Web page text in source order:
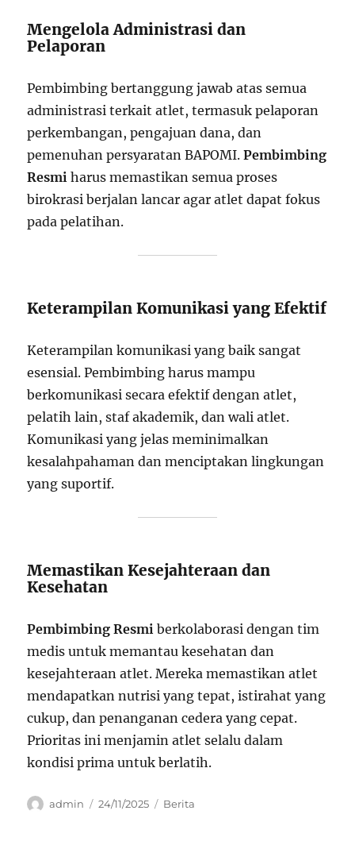
Mengelola Administrasi dan
Pelaporan
Pembimbing bertanggung jawab atas semua
administrasi terkait atlet, termasuk pelaporan
perkembangan, pengajuan dana, dan
pemenuhan persyaratan BAPOMI.Pembimbing
Resmi harus memastikan semua proses
birokrasi berjalan lancar agar atlet dapat fokus
pada pelatihan.
Keterampilan Komunikasi yang Efektif
Keterampilan komunikasi yang baik sangat
esensial. Pembimbing harus mampu
berkomunikasi secara efektif dengan atlet,
pelatih lain, staf akademik, dan wali atlet.
Komunikasi yang jelas meminimalkan
kesalahpahaman dan menciptakan lingkungan
yang suportif.
Memastikan Kesejahteraan dan
Kesehatan
Pembimbing Resmi berkolaborasi dengan tim
medis untuk memantau kesehatan dan
kesejahteraan atlet. Mereka memastikan atlet
mendapatkan nutrisi yang tepat, istirahat yang
cukup, dan penanganan cedera yang cepat.
Prioritas ini menjamin atlet selalu dalam
kondisi prima untuk berlatih.
Author
admin
Posted
24/11/2025 Categories
Berita